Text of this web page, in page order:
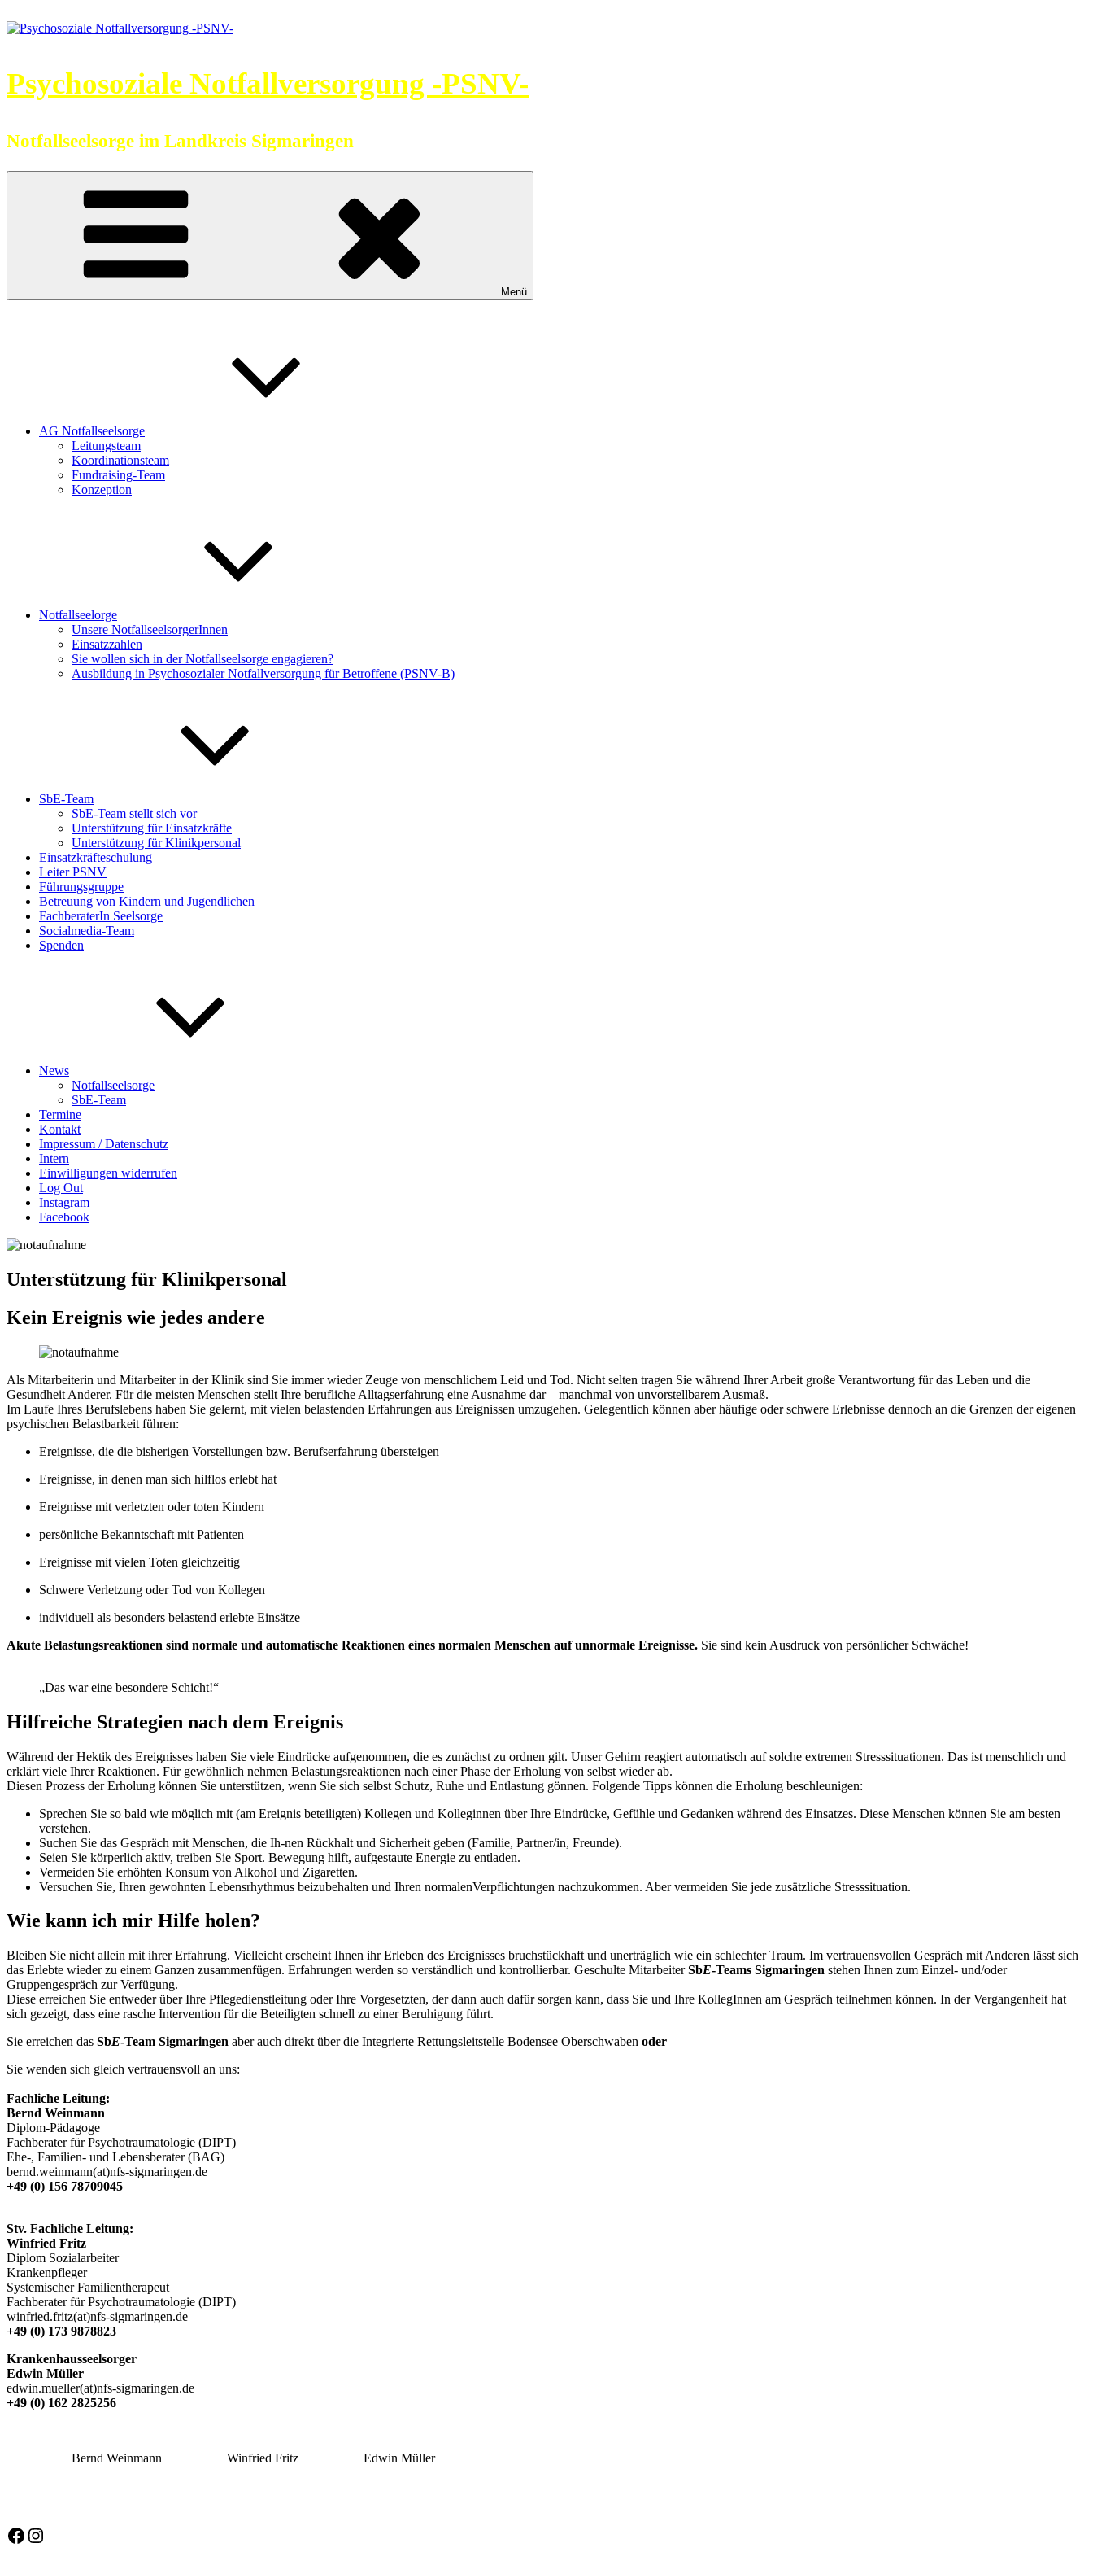
Inhalt
Psychosoziale Notfallversorgung -PSNV-
Notfallseelsorge im Landkreis Sigmaringen
Menü
AG Notfallseelsorge
Leitungsteam
Koordinationsteam
Fundraising-Team
Konzeption
Notfallseelorge
Unsere NotfallseelsorgerInnen
Einsatzzahlen
Sie wollen sich in der Notfallseelsorge engagieren?
Ausbildung in Psychosozialer Notfallversorgung für Betroffene (PSNV-B)
SbE-Team
SbE-Team stellt sich vor
Unterstützung für Einsatzkräfte
Unterstützung für Klinikpersonal
Einsatzkräfteschulung
Leiter PSNV
Führungsgruppe
Betreuung von Kindern und Jugendlichen
FachberaterIn Seelsorge
Socialmedia-Team
Spenden
News
Notfallseelsorge
SbE-Team
Termine
Kontakt
Impressum / Datenschutz
Intern
Einwilligungen widerrufen
Log Out
Instagram
Facebook
Unterstützung für Klinikpersonal
Kein Ereignis wie jedes andere
Als Mitarbeiterin und Mitarbeiter in der Klinik sind Sie immer wieder Zeuge von menschlichem Leid und Tod. Nicht selten tragen Sie während Ihrer Arbeit große Verantwortung für das Leben und die
Gesundheit Anderer. Für die meisten Menschen stellt Ihre berufliche Alltagserfahrung eine Ausnahme dar – manchmal von unvorstellbarem Ausmaß.
Im Laufe Ihres Berufslebens haben Sie gelernt, mit vielen belastenden Erfahrungen aus Ereignissen umzugehen. Gelegentlich können aber häufige oder schwere Erlebnisse dennoch an die Grenzen der eigenen
psychischen Belastbarkeit führen:
Ereignisse, die die bisherigen Vorstellungen bzw. Berufserfahrung übersteigen
Ereignisse, in denen man sich hilflos erlebt hat
Ereignisse mit verletzten oder toten Kindern
persönliche Bekanntschaft mit Patienten
Ereignisse mit vielen Toten gleichzeitig
Schwere Verletzung oder Tod von Kollegen
individuell als besonders belastend erlebte Einsätze
Akute Belastungsreaktionen sind normale und automatische Reaktionen eines normalen Menschen auf unnormale Ereignisse. Sie sind kein Ausdruck von persönlicher Schwäche!
„Das war eine besondere Schicht!“
Hilfreiche Strategien nach dem Ereignis
Während der Hektik des Ereignisses haben Sie viele Eindrücke aufgenommen, die es zunächst zu ordnen gilt. Unser Gehirn reagiert automatisch auf solche extremen Stresssituationen. Das ist menschlich und
erklärt viele Ihrer Reaktionen. Für gewöhnlich nehmen Belastungsreaktionen nach einer Phase der Erholung von selbst wieder ab.
Diesen Prozess der Erholung können Sie unterstützen, wenn Sie sich selbst Schutz, Ruhe und Entlastung gönnen. Folgende Tipps können die Erholung beschleunigen:
Sprechen Sie so bald wie möglich mit (am Ereignis beteiligten) Kollegen und Kolleginnen über Ihre Eindrücke, Gefühle und Gedanken während des Einsatzes. Diese Menschen können Sie am besten
verstehen.
Suchen Sie das Gespräch mit Menschen, die Ih-nen Rückhalt und Sicherheit geben (Familie, Partner/in, Freunde).
Seien Sie körperlich aktiv, treiben Sie Sport. Bewegung hilft, aufgestaute Energie zu entladen.
Vermeiden Sie erhöhten Konsum von Alkohol und Zigaretten.
Versuchen Sie, Ihren gewohnten Lebensrhythmus beizubehalten und Ihren normalenVerpflichtungen nachzukommen. Aber vermeiden Sie jede zusätzliche Stresssituation.
Wie kann ich mir Hilfe holen?
Bleiben Sie nicht allein mit ihrer Erfahrung. Vielleicht erscheint Ihnen ihr Erleben des Ereignisses bruchstückhaft und unerträglich wie ein schlechter Traum. Im vertrauensvollen Gespräch mit Anderen lässt sich
das Erlebte wieder zu einem Ganzen zusammenfügen. Erfahrungen werden so verständlich und kontrollierbar. Geschulte MitarbeiterSbE-Teams Sigmaringen stehen Ihnen zum Einzel- und/oder
Gruppengespräch zur Verfügung.
Diese erreichen Sie entweder über Ihre Pflegedienstleitung oder Ihre Vorgesetzten, der dann auch dafür sorgen kann, dass Sie und Ihre KollegInnen am Gespräch teilnehmen können. In der Vergangenheit hat
sich gezeigt, dass eine rasche Intervention für die Beteiligten schnell zu einer Beruhigung führt.
Sie erreichen das SbE-Team Sigmaringen aber auch direkt über die Integrierte Rettungsleitstelle Bodensee Oberschwaben oder
Sie wenden sich gleich vertrauensvoll an uns:
Fachliche Leitung:
Bernd Weinmann
Diplom-Pädagoge
Fachberater für Psychotraumatologie (DIPT)
Ehe-, Familien- und Lebensberater (BAG)
bernd.weinmann(at)nfs-sigmaringen.de
+49 (0) 156 78709045
Stv. Fachliche Leitung:
Winfried Fritz
Diplom Sozialarbeiter
Krankenpfleger
Systemischer Familientherapeut
Fachberater für Psychotraumatologie (DIPT)
winfried.fritz(at)nfs-sigmaringen.de
+49 (0) 173 9878823
Krankenhausseelsorger
Edwin Müller
edwin.mueller(at)nfs-sigmaringen.de
+49 (0) 162 2825256
Bernd Weinmann Winfried Fritz Edwin Müller
Facebook
Instagram